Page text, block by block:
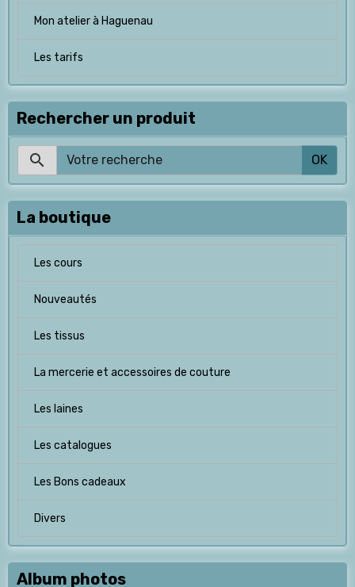
Mon atelier à Haguenau
Les tarifs
Rechercher un produit
OK
La boutique
Les cours
Nouveautés
Les tissus
La mercerie et accessoires de couture
Les laines
Les catalogues
Les Bons cadeaux
Divers
Album photos